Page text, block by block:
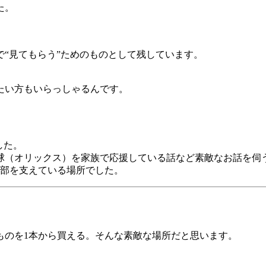
てもらう”ためのものとして残しています。
方もいらっしゃるんです。
。
オリックス）を家族で応援している話など素敵なお話を伺
を支えている場所でした。
を1本から買える。そんな素敵な場所だと思います。